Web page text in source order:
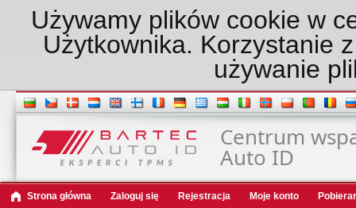
Używamy plików cookie w
Użytkownika. Korzystanie
używanie
Centrum
Auto ID
Strona główna Zaloguj się Rejestracja Moje konto